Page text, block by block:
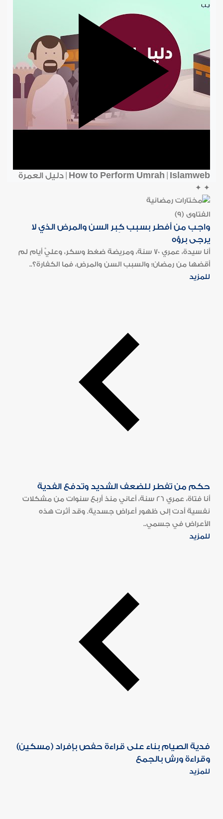
How to Perform Umrah | Islamweb | دليل العمرة
✦
✦
الفتاوى (9)
واجب من أفطر بسبب كِبر السن والمرض الذي لا
يرجى برؤه
أنا سيدة، عمري 70 سنة، ومريضة ضغط وسكر، وعليَّ أيام لم
أقضها من رمضان؛ والسبب السن والمرض، فما الكفارة؟..
للمزيد
حكم من تفطر للضعف الشديد وتدفع الفدية
أنا فتاة، عمري 26 سنة، أعاني منذ أربع سنوات من مشكلات
نفسية أدت إلى ظهور أعراض جسدية. وقد أثرت هذه
الأعراض في جسمي..
للمزيد
فدية الصيام بناء على قراءة حفص بإفراد (مسكين)
وقراءة ورش بالجمع
للمزيد